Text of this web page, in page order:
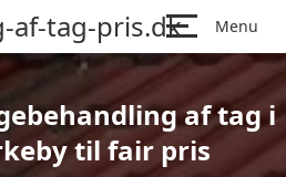
af-tag-pris.dk Menu
af tag i
til fair pris